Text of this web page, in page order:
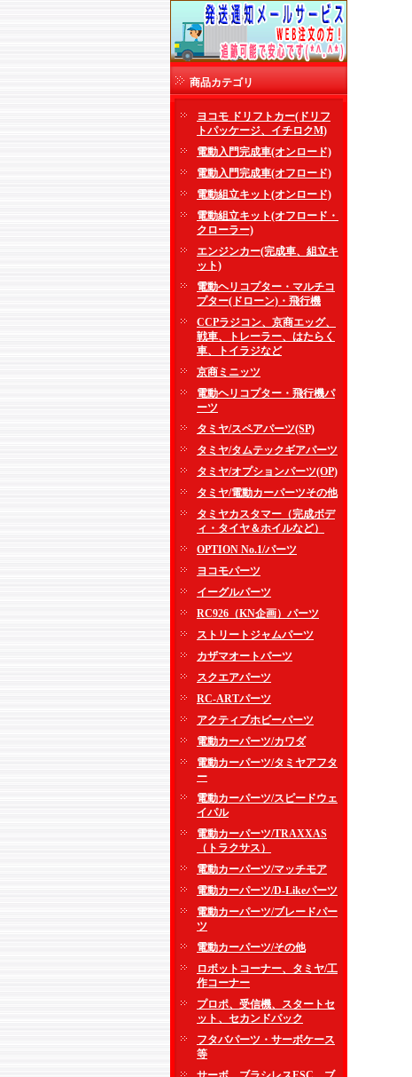
商品カテゴリ
ヨコモ ドリフトカー(ドリフ
トパッケージ、イチロクM)
電動入門完成車(オンロード)
電動入門完成車(オフロード)
電動組立キット(オンロード)
電動組立キット(オフロード・
クローラー)
エンジンカー(完成車、組立キ
ット)
電動ヘリコプター・マルチコ
プター(ドローン)・飛行機
CCPラジコン、京商エッグ、
戦車、トレーラー、はたらく
車、トイラジなど
京商ミニッツ
電動ヘリコプター・飛行機パ
ーツ
タミヤ/スペアパーツ(SP)
タミヤ/タムテックギアパーツ
タミヤ/オプションパーツ(OP)
タミヤ/電動カーパーツその他
タミヤカスタマー（完成ボデ
ィ・タイヤ＆ホイルなど）
OPTION No.1/パーツ
ヨコモパーツ
イーグルパーツ
RC926（KN企画）パーツ
ストリートジャムパーツ
カザマオートパーツ
スクエアパーツ
RC-ARTパーツ
アクティブホビーパーツ
電動カーパーツ/カワダ
電動カーパーツ/タミヤアフタ
ー
電動カーパーツ/スピードウェ
イパル
電動カーパーツ/TRAXXAS
（トラクサス）
電動カーパーツ/マッチモア
電動カーパーツ/D-Likeパーツ
電動カーパーツ/ブレードパー
ツ
電動カーパーツ/その他
ロボットコーナー、タミヤ/工
作コーナー
プロポ、受信機、スタートセ
ット、セカンドパック
フタバパーツ・サーボケース
等